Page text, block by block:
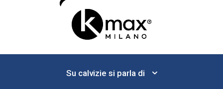
Su calvizie si parla di